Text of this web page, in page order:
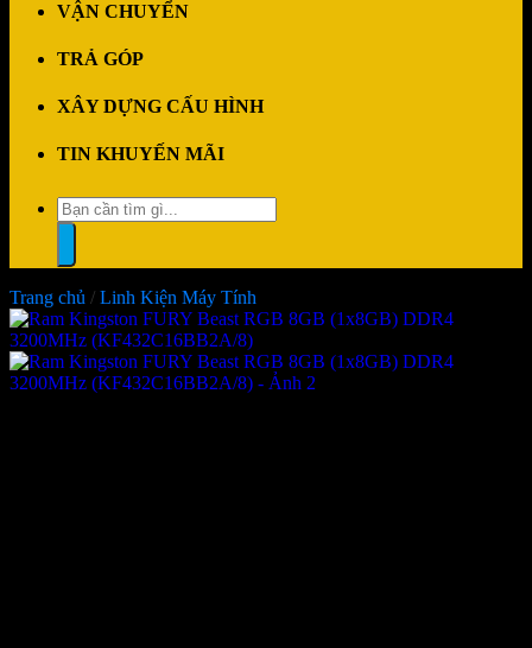
VẬN CHUYỂN
TRẢ GÓP
XÂY DỰNG CẤU HÌNH
TIN KHUYẾN MÃI
Tìm
kiếm:
Trang chủ / Linh Kiện Máy Tính